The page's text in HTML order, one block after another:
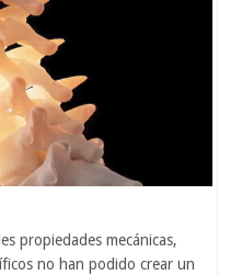
propiedades mecánicas,
no han podido crear un